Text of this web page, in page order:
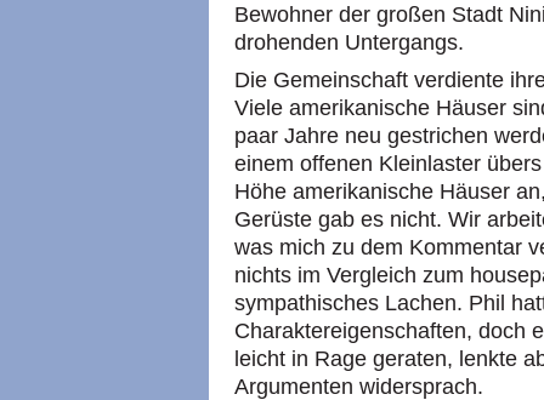
Bewohner der großen Stadt
drohenden Untergangs.
Die Gemeinschaft verdiente
Viele amerikanische Häuser
paar Jahre neu gestrichen
einem offenen Kleinlaster
Höhe amerikanische Häuser
Gerüste gab es nicht. Wir
was mich zu dem Kommentar
nichts im Vergleich zum
sympathisches Lachen. Phil
Charaktereigenschaften, doch
leicht in Rage geraten, lenkte
Argumenten widersprach.